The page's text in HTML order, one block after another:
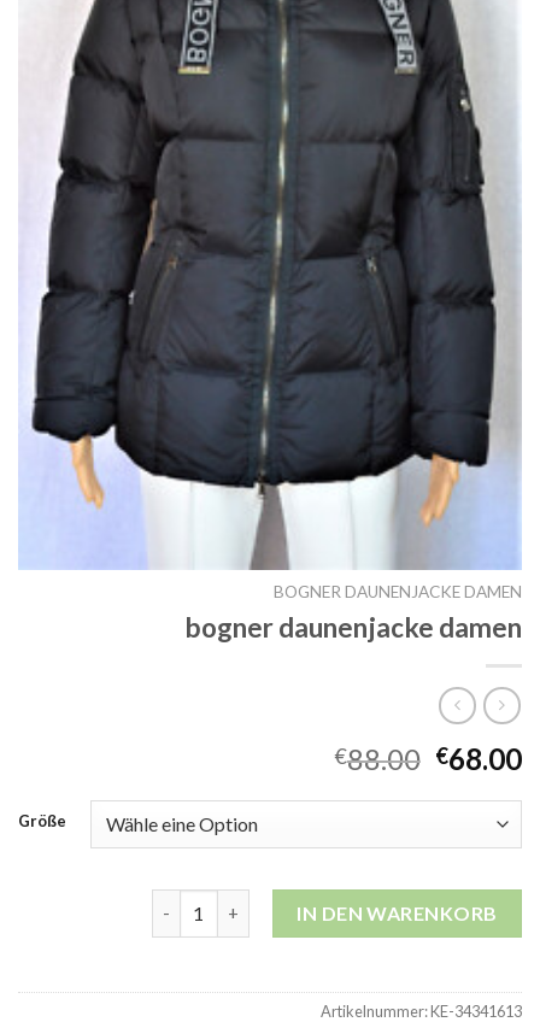
BOGNER DAUNENJACKE DAMEN
bogner daunenjacke damen
€88.00 €68.00
Größe
IN DEN WARENKORB
Artikelnummer:KE-34341613